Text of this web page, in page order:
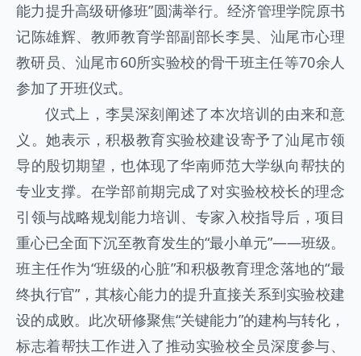
能力提升高级研修班”圆满举行。经济管理学院原书
记陈雄辉、教师教育学部副部长李昊、汕尾市心理
教研员、汕尾市60所实验校的骨干班主任等70余人
参加了开班仪式。
仪式上，李昊深刻阐述了本次培训的由来和意
义。她表示，积极教育实验校建设寄予了汕尾市领
导的殷切期望，也体现了华南师范大学纵向帮扶的
专业支撑。在学部前期完成了对实验校校长的理念
引领与战略规划能力培训、专家入校指导后，项目
重心已全面下沉至教育发生的“最小单元”——班级。
班主任作为“班级的心脏”和积极教育理念落地的“最
终执行官”，其核心能力的提升直接关系到实验校建
设的成败。此次研修聚焦“关键能力”的建构与转化，
标志着帮扶工作进入了推动实验校全员深度参与、